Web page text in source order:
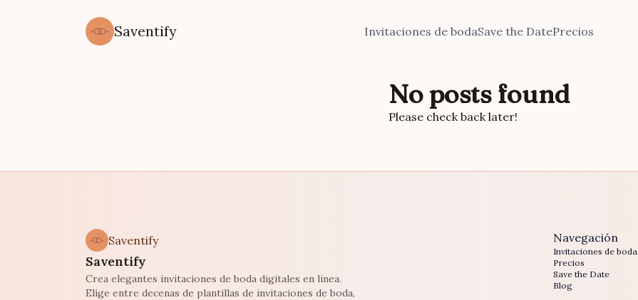
Saventify Invitaciones de bodaSave the DatePrecios
No posts found
Please check back later!
Saventify
Saventify
Crea elegantes invitaciones de boda digitales en linea.
Elige entre decenas de plantillas de invitaciones de boda,
Navegación
Invitaciones de boda
Precios
Save the Date
Blog